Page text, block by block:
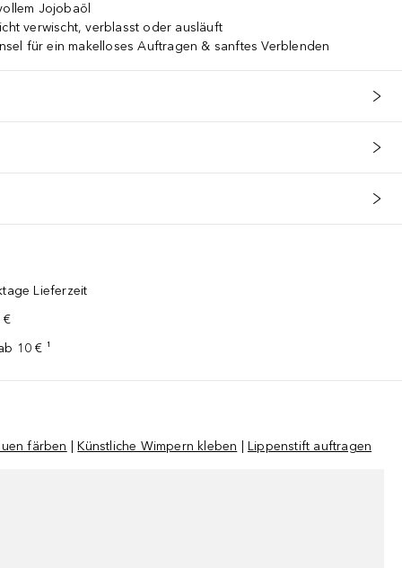
Jojobaöl
verwischt, verblasst oder ausläuft
für ein makelloses Auftragen & sanftes Verblenden
Lieferzeit
€
10 € ¹
färben |Künstliche Wimpern kleben Lippenstift auftragen